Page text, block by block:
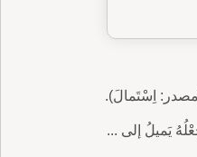
اِسْتَمالَ).